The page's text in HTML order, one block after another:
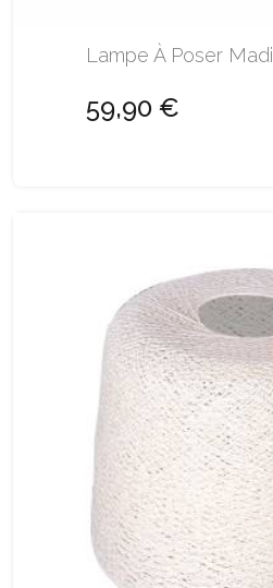
Lampe À Poser
59,90 €